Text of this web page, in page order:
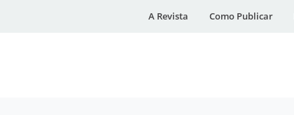
A Revista Como Publicar